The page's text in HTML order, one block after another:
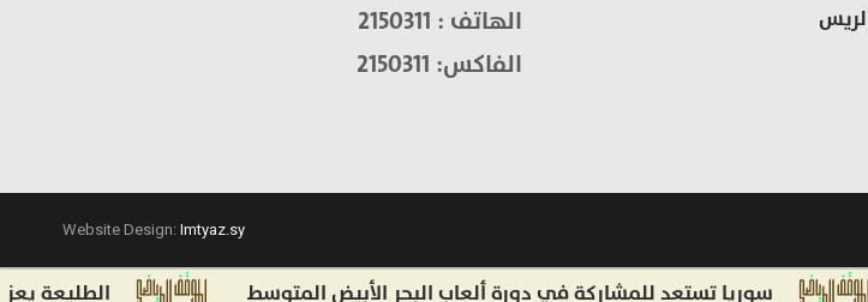
الهاتف : 2150311
الفاكس: 2150311
Website Design: Imtyaz.sy
سوريا تستعد للمشاركة في دورة ألعاب البحر الأبيض المتوسط الطليعة يعزز